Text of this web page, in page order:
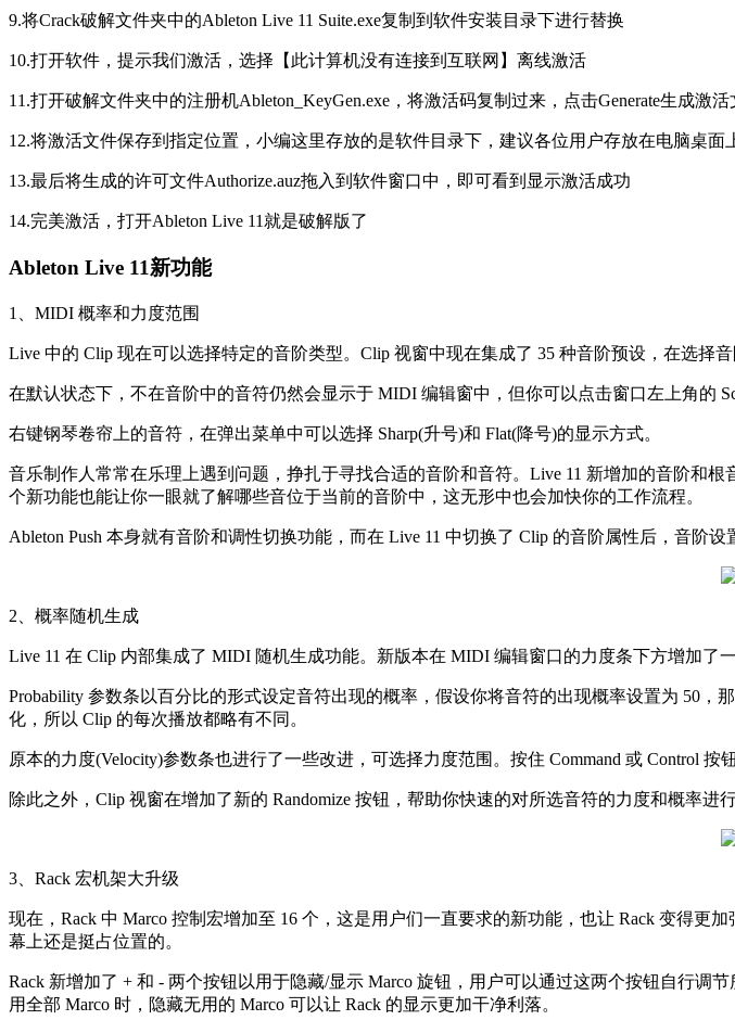
9.将Crack破解文件夹中的Ableton Live 11 Suite.exe复制到软件安装目录下进行替换
10.打开软件，提示我们激活，选择【此计算机没有连接到互联网】离线激活
11.打开破解文件夹中的注册机Ableton_KeyGen.exe，将激活码复制过来，点击Generate生成激活
12.将激活文件保存到指定位置，小编这里存放的是软件目录下，建议各位用户存放在电脑桌面
13.最后将生成的许可文件Authorize.auz拖入到软件窗口中，即可看到显示激活成功
14.完美激活，打开Ableton Live 11就是破解版了
Ableton Live 11新功能
1、MIDI 概率和力度范围
Live 中的 Clip 现在可以选择特定的音阶类型。Clip 视窗中现在集成了 35 种音阶预设，在选
在默认状态下，不在音阶中的音符仍然会显示于 MIDI 编辑窗中，但你可以点击窗口左上角的
右键钢琴卷帘上的音符，在弹出菜单中可以选择 Sharp(升号)和 Flat(降号)的显示方式。
音乐制作人常常在乐理上遇到问题，挣扎于寻找合适的音阶和音符。Live 11 新增加的音阶和
个新功能也能让你一眼就了解哪些音位于当前的音阶中，这无形中也会加快你的工作流程。
Ableton Push 本身就有音阶和调性切换功能，而在 Live 11 中切换了 Clip 的音阶属性后，音阶设
2、概率随机生成
Live 11 在 Clip 内部集成了 MIDI 随机生成功能。新版本在 MIDI 编辑窗口的力度条下方增加了
Probability 参数条以百分比的形式设定音符出现的概率，假设你将音符的出现概率设置为 50
化，所以 Clip 的每次播放都略有不同。
原本的力度(Velocity)参数条也进行了一些改进，可选择力度范围。按住 Command 或 Control
除此之外，Clip 视窗在增加了新的 Randomize 按钮，帮助你快速的对所选音符的力度和概率
3、Rack 宏机架大升级
现在，Rack 中 Marco 控制宏增加至 16 个，这是用户们一直要求的新功能，也让 Rack 变得
幕上还是挺占位置的。
Rack 新增加了 + 和 - 两个按钮以用于隐藏/显示 Marco 旋钮，用户可以通过这两个按钮自行调
用全部 Marco 时，隐藏无用的 Marco 可以让 Rack 的显示更加干净利落。